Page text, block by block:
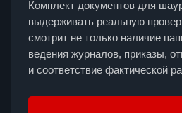
Комплект документов для
выдерживать реальную
смотрит не только наличие
ведения журналов, приказы,
и соответствие фактической